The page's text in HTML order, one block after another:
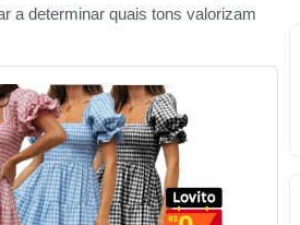
a determinar quais tons valorizam